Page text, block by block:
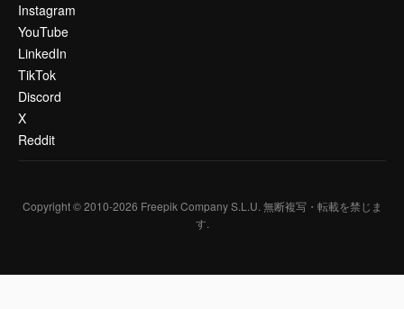
Instagram
YouTube
LinkedIn
TikTok
Discord
X
Reddit
Copyright © 2010-2026 Freepik Company S.L.U. 無断複写・転載を禁じま
す.